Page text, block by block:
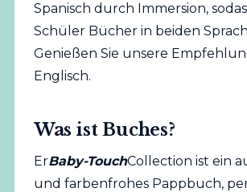
Spanisch durch Immersion,
Schüler Bücher in beiden
Genießen Sie unsere
Englisch.
Was ist Buches?
ErBaby-TouchCollection ist ein
und farbenfrohes Pappbuch,